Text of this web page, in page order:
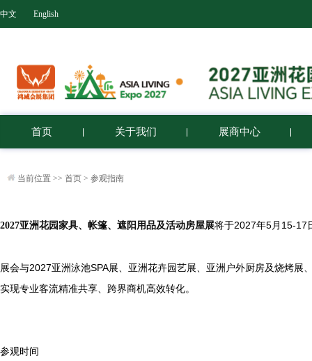
中文 English
首页 关于我们 展商中心
当前位置 >> 首页 > 参观指南
2027亚洲花园家具、帐篷、遮阳用品及活动房屋展将于2027年5月15-17
展会与2027亚洲泳池SPA展、亚洲花卉园艺展、亚洲户外厨房及烧烤
实现专业客流精准共享、跨界商机高效转化。
参观时间